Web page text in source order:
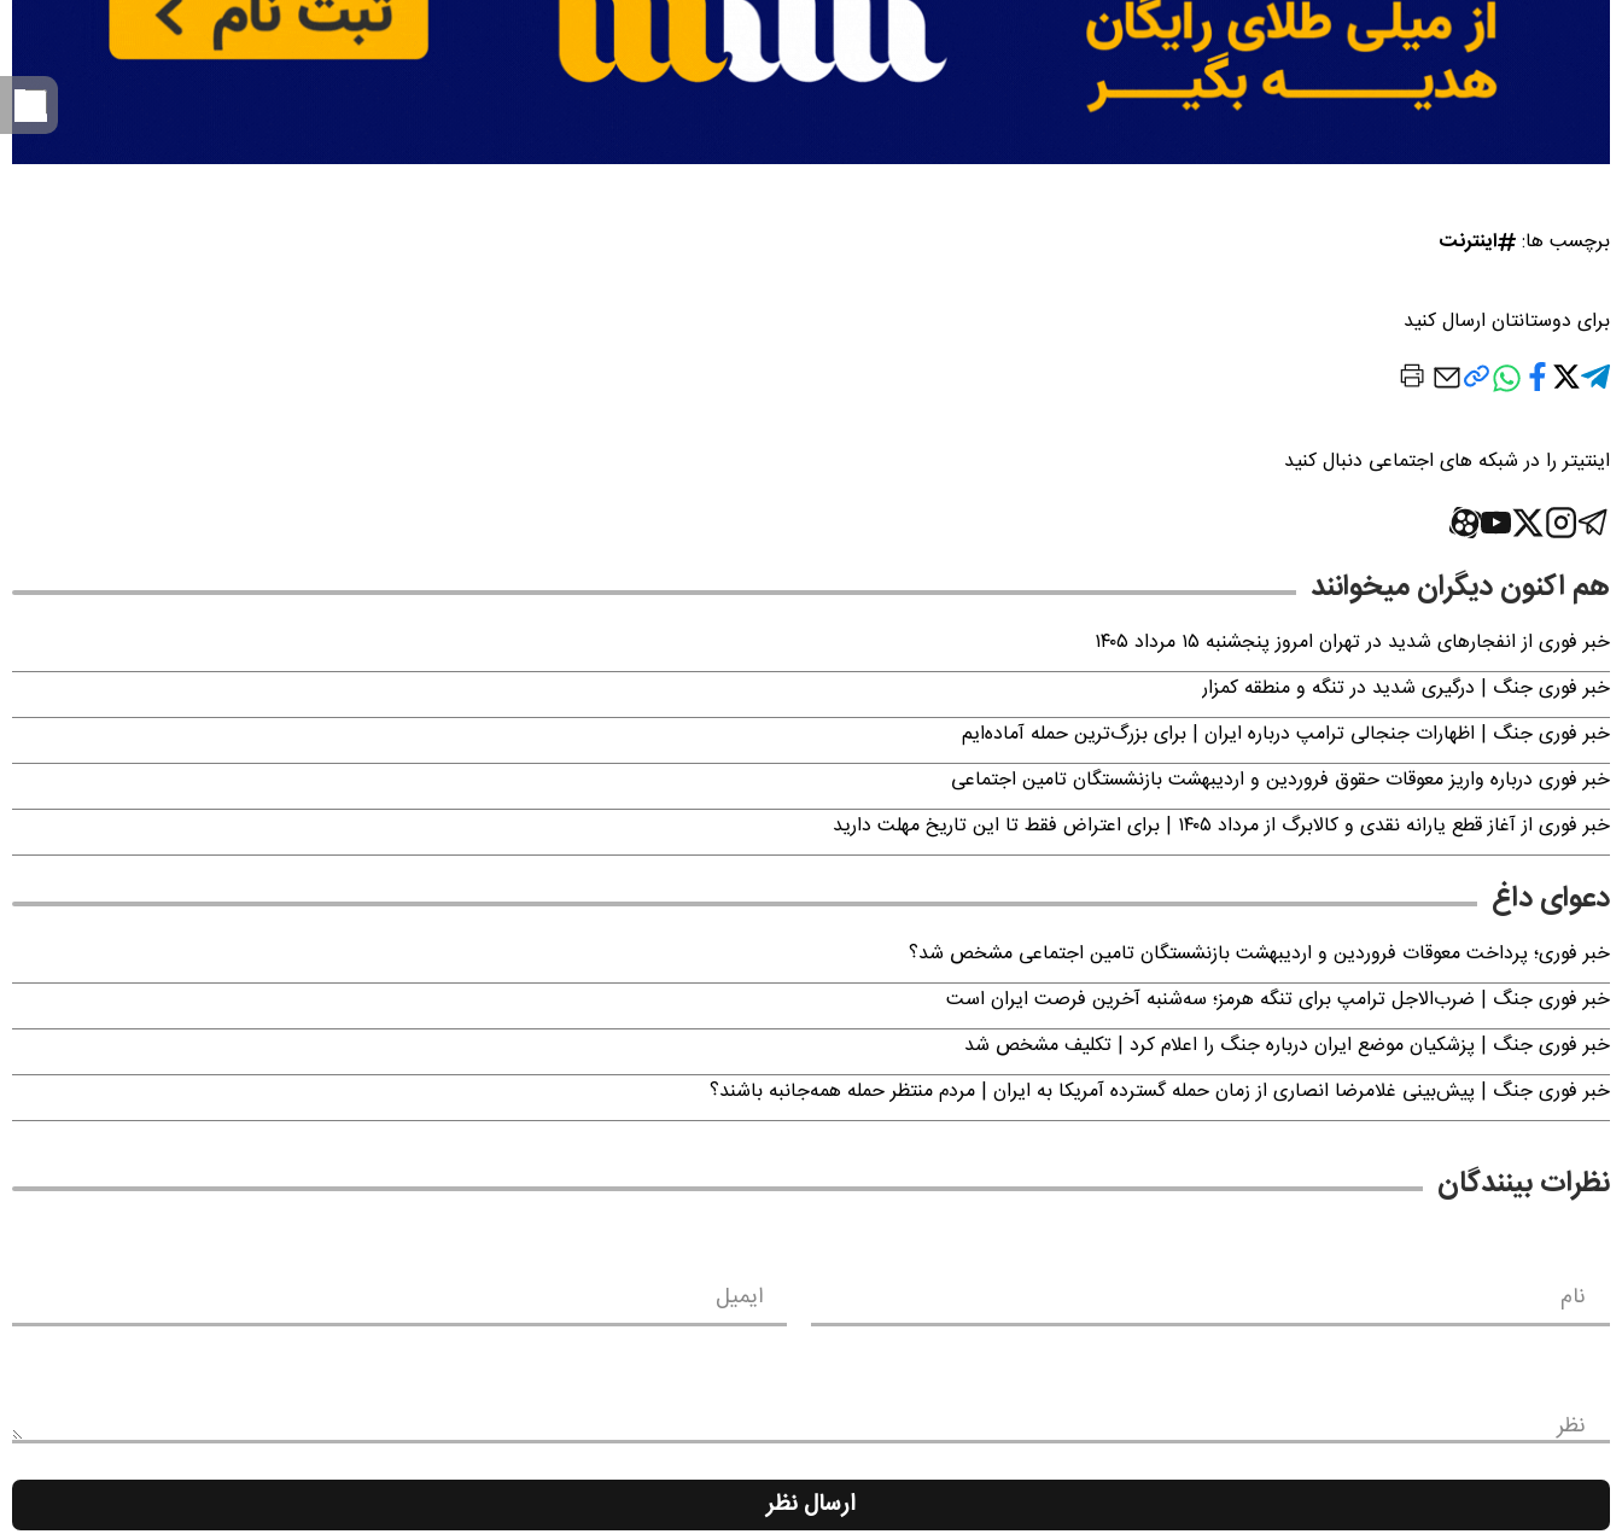
برچسب ها: اینترنت
برای دوستانتان ارسال کنید
اینتیتر را در شبکه های اجتماعی دنبال کنید
هم اکنون دیگران میخوانند
خبر فوری از انفجارهای شدید در تهران امروز پنجشنبه ۱۵ مرداد ۱۴۰۵
خبر فوری جنگ | درگیری شدید در تنگه و منطقه کمزار
خبر فوری جنگ | اظهارات جنجالی ترامپ درباره ایران | برای بزرگ‌ترین حمله آماده‌ایم
خبر فوری درباره واریز معوقات حقوق فروردین و اردیبهشت بازنشستگان تامین اجتماعی
خبر فوری از آغاز قطع یارانه نقدی و کالابرگ از مرداد ۱۴۰۵ | برای اعتراض فقط تا این تاریخ مهلت دارید
دعوای داغ
خبر فوری؛ پرداخت معوقات فروردین و اردیبهشت بازنشستگان تامین اجتماعی مشخص شد؟
خبر فوری جنگ | ضرب‌الاجل ترامپ برای تنگه هرمز؛ سه‌شنبه آخرین فرصت ایران است
خبر فوری جنگ | پزشکیان موضع ایران درباره جنگ را اعلام کرد | تکلیف مشخص شد
خبر فوری جنگ | پیش‌بینی غلامرضا انصاری از زمان حمله گسترده آمریکا به ایران | مردم منتظر حمله همه‌جانبه باشند؟
نظرات بینندگان
نام ایمیل
نظر
ارسال نظر